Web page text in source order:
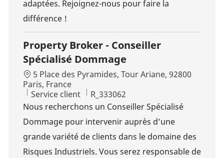
adaptées. Rejoignez-nous pour faire la
différence !
Property Broker - Conseiller
Spécialisé Dommage
Localisation
5 Place des Pyramides, Tour Ariane, 92800
Paris, France
Catégorie
Service client Id d’emploi
R_333062
Nous recherchons un Conseiller Spécialisé
Dommage pour intervenir auprès d’une
grande variété de clients dans le domaine des
Risques Industriels. Vous serez responsable de